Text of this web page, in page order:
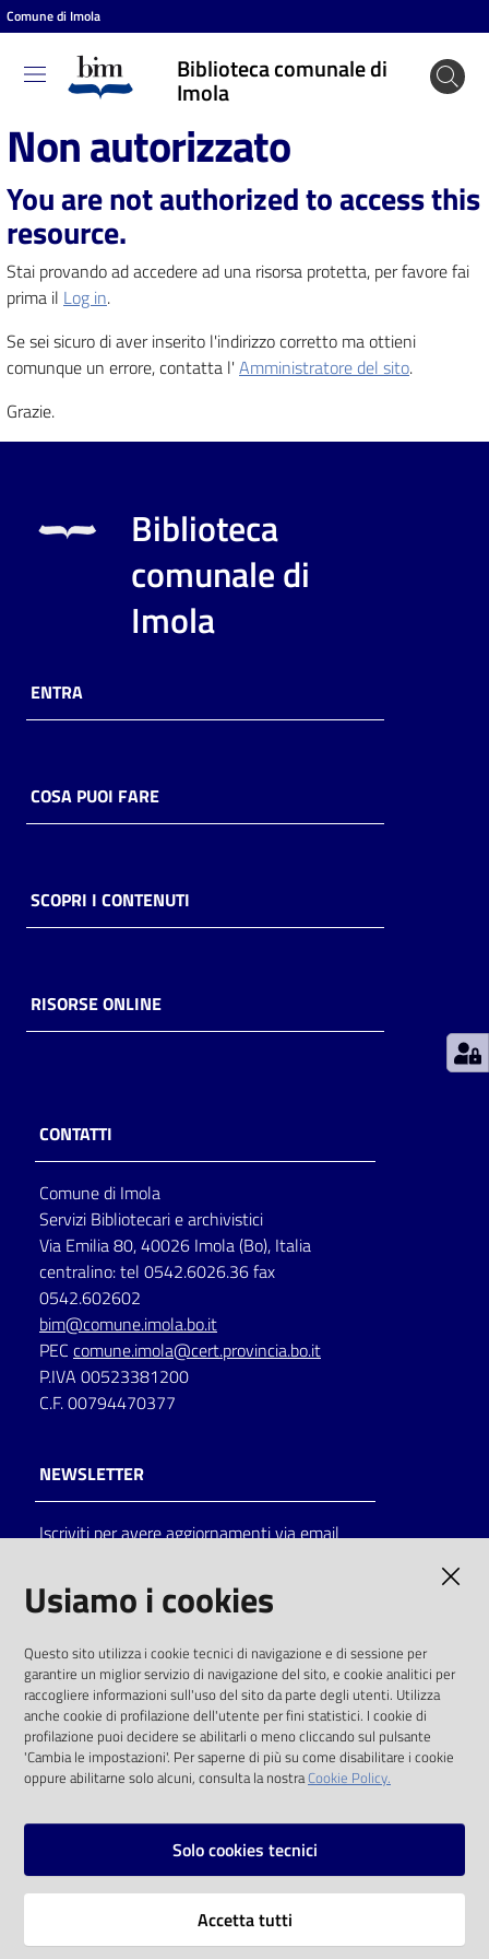
Vai al contenuto
Vai alla navigazione
Vai al footer
Comune di Imola
Biblioteca comunale di
Imola
Biblioteca
comunale
di Imola
Entra
Cosa
puoi
fare
contenuti
Casa
Piani
Archivio
storico
Patto
Seguici
su
Catalogo
on line
Eventi
Chiedi al
bibliotecario
Avvisi
Orari
Non autorizzato
You are not authorized to access this
resource.
Stai provando ad accedere ad una risorsa protetta, per favore fai
prima il Log in.
Se sei sicuro di aver inserito l'indirizzo corretto ma ottieni
comunque un errore, contatta l' Amministratore del sito.
Grazie.
Biblioteca
comunale di
Imola
ENTRA
COSA PUOI FARE
SCOPRI I CONTENUTI
RISORSE ONLINE
CONTATTI
Comune di Imola
Servizi Bibliotecari e archivistici
Via Emilia 80, 40026 Imola (Bo), Italia
centralino: tel 0542.6026.36 fax
0542.602602
bim@comune.imola.bo.it
PEC comune.imola@cert.provincia.bo.it
P.IVA 00523381200
C.F. 00794470377
NEWSLETTER
Iscriviti per avere aggiornamenti via email
solo alle condizioni previste dalla direttiva
comunitaria 2003/98/CE e dal d.lgs. 36/2006
SOCIAL
Instagram
Vai alla pagina
Usiamo i cookies
Questo sito utilizza i cookie tecnici di navigazione e di sessione per
garantire un miglior servizio di navigazione del sito, e cookie analitici per
raccogliere informazioni sull'uso del sito da parte degli utenti. Utilizza
anche cookie di profilazione dell'utente per fini statistici. I cookie di
profilazione puoi decidere se abilitarli o meno cliccando sul pulsante
'Cambia le impostazioni'. Per saperne di più su come disabilitare i cookie
oppure abilitarne solo alcuni, consulta la nostraCookie Policy.
Solo cookies tecnici
Accetta tutti